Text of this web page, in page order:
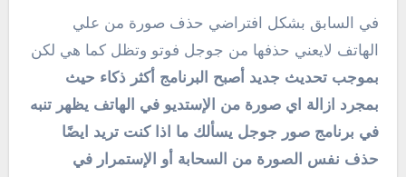
في السابق بشكل افتراضي حذف صورة من علي
الهاتف لايعني حذفها من جوجل فوتو وتظل كما هي لكن
بموجب تحديث جديد أصبح البرنامج أكثر ذكاء حيث
بمجرد ازالة اي صورة من الإستديو في الهاتف يظهر تنبه
في برنامج صور جوجل يسألك ما اذا كنت تريد ايضًا
حذف نفس الصورة من السحابة أو الإستمرار في